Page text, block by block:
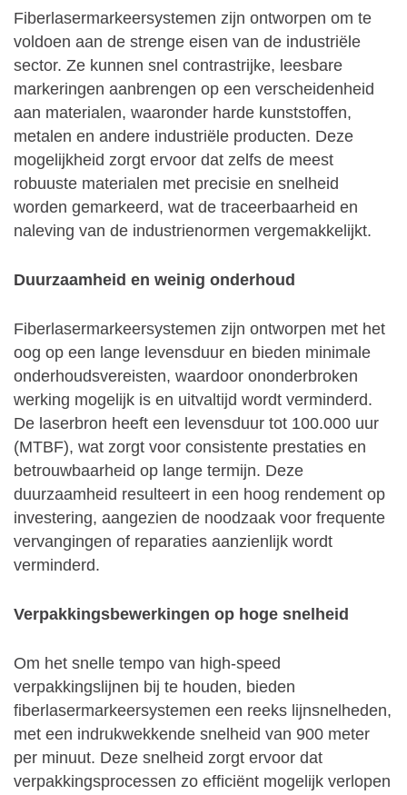
Fiberlasermarkeersystemen zijn ontworpen om te
voldoen aan de strenge eisen van de industriële
sector. Ze kunnen snel contrastrijke, leesbare
markeringen aanbrengen op een verscheidenheid
aan materialen, waaronder harde kunststoffen,
metalen en andere industriële producten. Deze
mogelijkheid zorgt ervoor dat zelfs de meest
robuuste materialen met precisie en snelheid
worden gemarkeerd, wat de traceerbaarheid en
naleving van de industrienormen vergemakkelijkt.
Duurzaamheid en weinig onderhoud
Fiberlasermarkeersystemen zijn ontworpen met het
oog op een lange levensduur en bieden minimale
onderhoudsvereisten, waardoor ononderbroken
werking mogelijk is en uitvaltijd wordt verminderd.
De laserbron heeft een levensduur tot 100.000 uur
(MTBF), wat zorgt voor consistente prestaties en
betrouwbaarheid op lange termijn. Deze
duurzaamheid resulteert in een hoog rendement op
investering, aangezien de noodzaak voor frequente
vervangingen of reparaties aanzienlijk wordt
verminderd.
Verpakkingsbewerkingen op hoge snelheid
Om het snelle tempo van high-speed
verpakkingslijnen bij te houden, bieden
fiberlasermarkeersystemen een reeks lijnsnelheden,
met een indrukwekkende snelheid van 900 meter
per minuut. Deze snelheid zorgt ervoor dat
verpakkingsprocessen zo efficiënt mogelijk verlopen